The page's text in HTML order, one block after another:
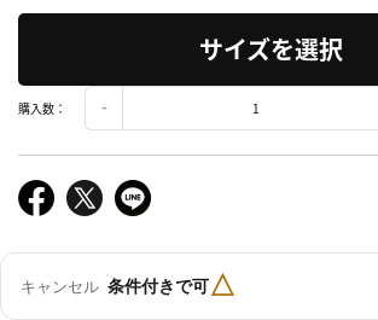
サイズを選択
購入数：
キャンセル 条件付きで可△